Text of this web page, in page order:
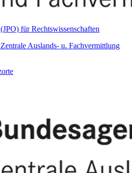
für Rechtswissenschaften
Auslands- u. Fachvermittlung